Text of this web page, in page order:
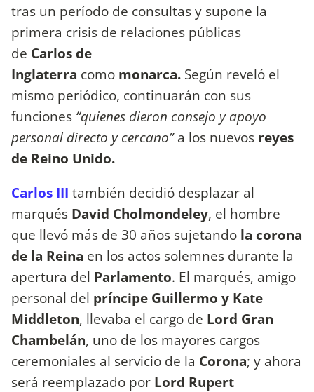
tras un período de consultas y supone la
primera crisis de relaciones públicas
de Carlos de
Inglaterra como monarca. Según reveló el
mismo periódico, continuarán con sus
funciones “quienes dieron consejo y apoyo
personal directo y cercano”a los nuevos reyes
de Reino Unido.
Carlos III también decidió desplazar al
marqués David Cholmondeley, el hombre
que llevó más de 30 años sujetando la corona
de la Reina en los actos solemnes durante la
apertura del Parlamento. El marqués, amigo
personal del príncipe Guillermo y Kate
Middleton, llevaba el cargo de Lord Gran
Chambelán, uno de los mayores cargos
ceremoniales al servicio de la Corona; y ahora
será reemplazado por Lord Rupert